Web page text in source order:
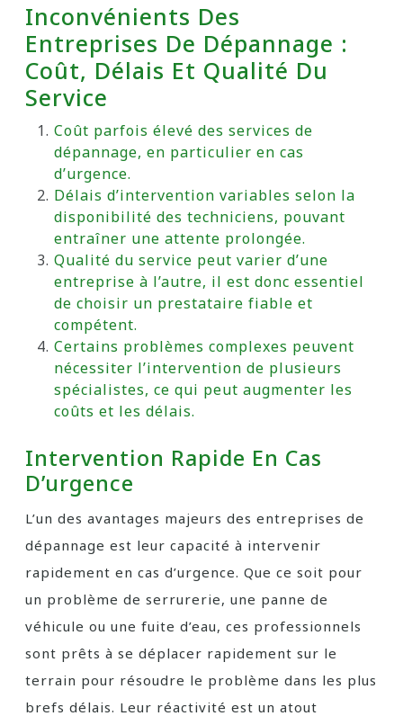
Inconvénients Des
Entreprises De Dépannage :
Coût, Délais Et Qualité Du
Service
Coût parfois élevé des services de
dépannage, en particulier en cas
d’urgence.
Délais d’intervention variables selon la
disponibilité des techniciens, pouvant
entraîner une attente prolongée.
Qualité du service peut varier d’une
entreprise à l’autre, il est donc essentiel
de choisir un prestataire fiable et
compétent.
Certains problèmes complexes peuvent
nécessiter l’intervention de plusieurs
spécialistes, ce qui peut augmenter les
coûts et les délais.
Intervention Rapide En Cas
D’urgence
L’un des avantages majeurs des entreprises de
dépannage est leur capacité à intervenir
rapidement en cas d’urgence. Que ce soit pour
un problème de serrurerie, une panne de
véhicule ou une fuite d’eau, ces professionnels
sont prêts à se déplacer rapidement sur le
terrain pour résoudre le problème dans les plus
brefs délais. Leur réactivité est un atout